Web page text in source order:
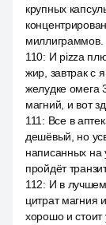
крупных
миллиграммов.
110: И pizza
жир, завтрак с
желудке омега
магний, и вот
111 : Все в
дешёвый, но
написанных на
пройдёт
112: И в
цитрат магния
хорошо и